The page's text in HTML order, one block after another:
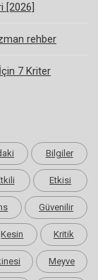
[2026]
rehber
7 Kriter
Bilgiler
Etkisi
Güvenilir
Kesin Kritik
Meyve